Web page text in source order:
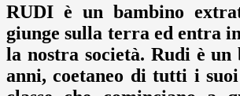
RUDI è un bambino
giunge sulla terra ed entra
la nostra società. Rudi è un
anni, coetaneo di tutti i